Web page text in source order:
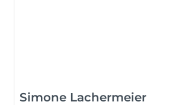
Simone Lachermeier